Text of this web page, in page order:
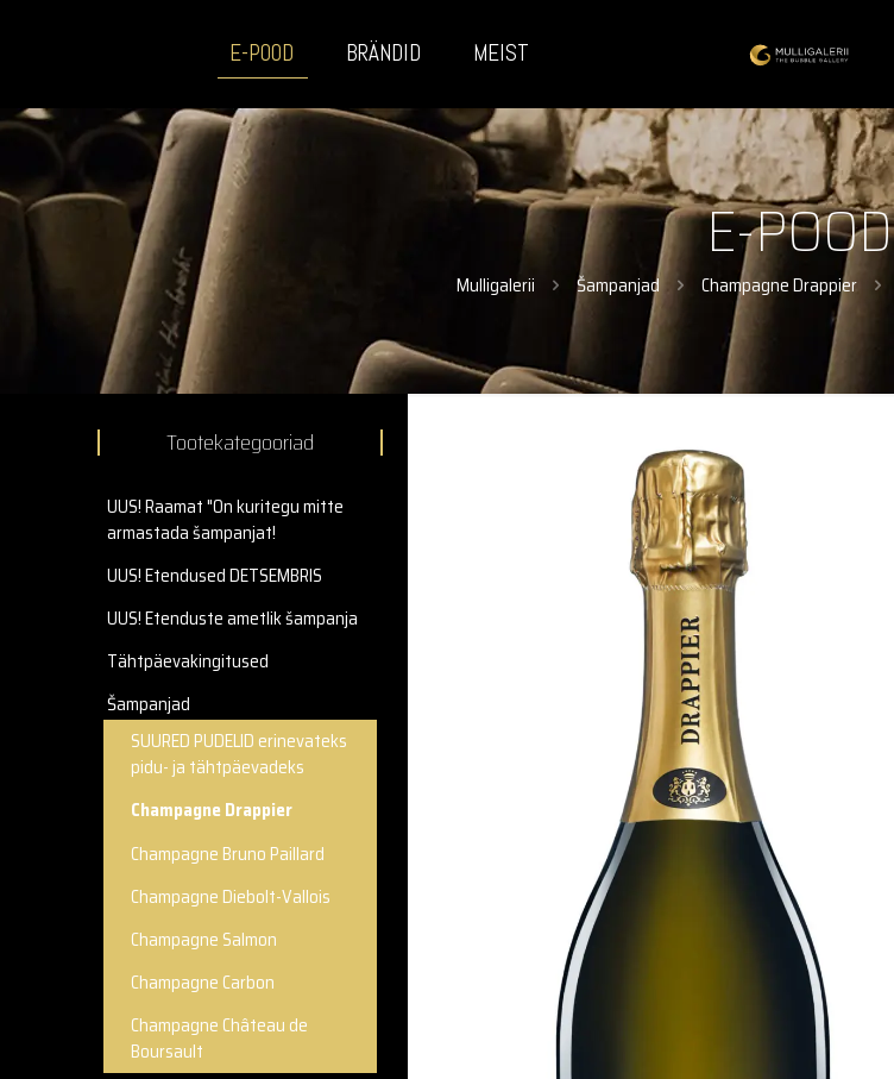
E-POOD BRÄNDID MEIST
E-POOD
Mulligalerii Šampanjad Champagne Drappier
Tootekategooriad
UUS! Raamat "On kuritegu mitte
armastada šampanjat!
UUS! Etendused DETSEMBRIS
UUS! Etenduste ametlik šampanja
Tähtpäevakingitused
Šampanjad
SUURED PUDELID erinevateks
pidu- ja tähtpäevadeks
Champagne Drappier
Champagne Bruno Paillard
Champagne Diebolt-Vallois
Champagne Salmon
Champagne Carbon
Champagne Château de
Boursault